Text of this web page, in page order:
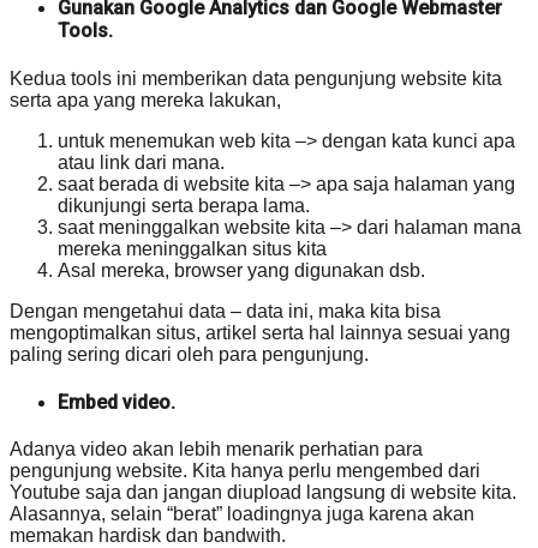
Gunakan Google Analytics dan Google Webmaster
Tools.
Kedua tools ini memberikan data pengunjung website kita
serta apa yang mereka lakukan,
untuk menemukan web kita –> dengan kata kunci apa
atau link dari mana.
saat berada di website kita –> apa saja halaman yang
dikunjungi serta berapa lama.
saat meninggalkan website kita –> dari halaman mana
mereka meninggalkan situs kita
Asal mereka, browser yang digunakan dsb.
Dengan mengetahui data – data ini, maka kita bisa
mengoptimalkan situs, artikel serta hal lainnya sesuai yang
paling sering dicari oleh para pengunjung.
Embed video.
Adanya video akan lebih menarik perhatian para
pengunjung website. Kita hanya perlu mengembed dari
Youtube saja dan jangan diupload langsung di website kita.
Alasannya, selain “berat” loadingnya juga karena akan
memakan hardisk dan bandwith.